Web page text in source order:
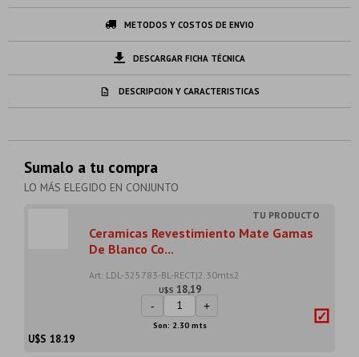
METODOS Y COSTOS DE ENVIO
DESCARGAR FICHA TÉCNICA
DESCRIPCION Y CARACTERISTICAS
Sumalo a tu compra
LO MÁS ELEGIDO EN CONJUNTO
Ceramicas Revestimiento Mate Gamas
De Blanco Co...
Art: LDL-325783-BL-RECT|2.30mts2
U$S 18,19
- +
Son: 2.30 mts
U$S 18.19